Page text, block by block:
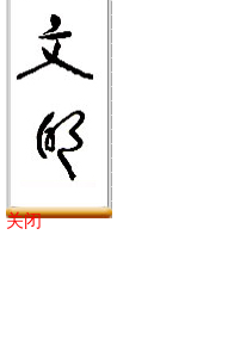
关闭